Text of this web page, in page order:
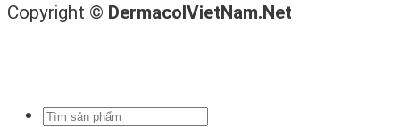
Copyright © DermacolVietNam.Net